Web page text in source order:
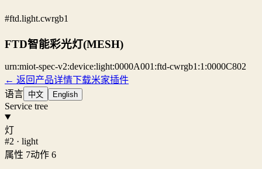
#ftd.light.cwrgb1
FTD智能彩光灯(MESH)
urn:miot-spec-v2:device:light:0000A001:ftd-cwrgb1:1:0000C802
← 返回产品详情下载米家插件
语言 中文 English
Service tree
灯
#2 · light
属性 7动作 6